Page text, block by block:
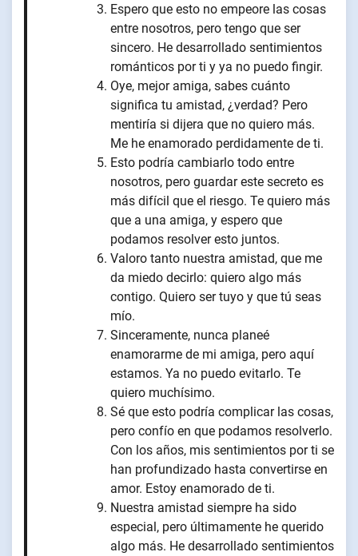
Espero que esto no empeore las cosas
entre nosotros, pero tengo que ser
sincero. He desarrollado sentimientos
románticos por ti y ya no puedo fingir.
Oye, mejor amiga, sabes cuánto
significa tu amistad, ¿verdad? Pero
mentiría si dijera que no quiero más.
Me he enamorado perdidamente de ti.
Esto podría cambiarlo todo entre
nosotros, pero guardar este secreto es
más difícil que el riesgo. Te quiero más
que a una amiga, y espero que
podamos resolver esto juntos.
Valoro tanto nuestra amistad, que me
da miedo decirlo: quiero algo más
contigo. Quiero ser tuyo y que tú seas
mío.
Sinceramente, nunca planeé
enamorarme de mi amiga, pero aquí
estamos. Ya no puedo evitarlo. Te
quiero muchísimo.
Sé que esto podría complicar las cosas,
pero confío en que podamos resolverlo.
Con los años, mis sentimientos por ti se
han profundizado hasta convertirse en
amor. Estoy enamorado de ti.
Nuestra amistad siempre ha sido
especial, pero últimamente he querido
algo más. He desarrollado sentimientos